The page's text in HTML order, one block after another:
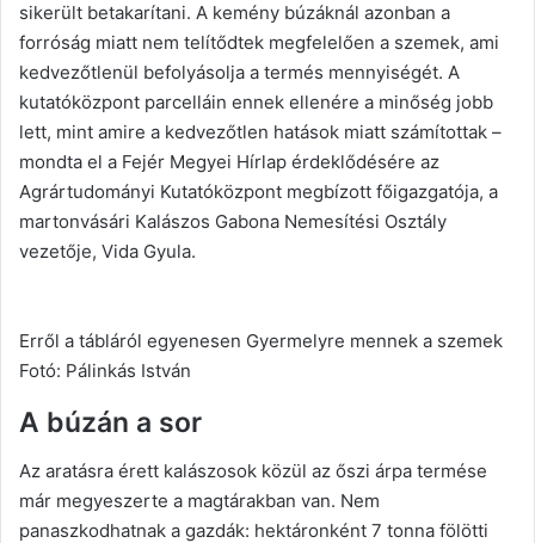
sikerült betakarítani. A kemény búzáknál azonban a
forróság miatt nem telítődtek megfelelően a szemek, ami
kedvezőtlenül befolyásolja a termés mennyiségét. A
kutatóközpont parcelláin ennek ellenére a minőség jobb
lett, mint amire a kedvezőtlen hatások miatt számítottak –
mondta el a Fejér Megyei Hírlap érdeklődésére az
Agrártudományi Kutatóközpont megbízott főigazgatója, a
martonvásári Kalászos Gabona Nemesítési Osztály
vezetője, Vida Gyula.
Erről a tábláról egyenesen Gyermelyre mennek a szemek
Fotó: Pálinkás István
A búzán a sor
Az aratásra érett kalászosok közül az őszi árpa termése
már megyeszerte a magtárakban van. Nem
panaszkodhatnak a gazdák: hektáronként 7 tonna fölötti